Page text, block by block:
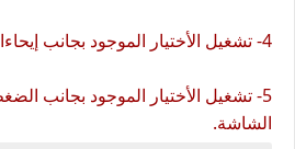
4- تشغيل الأختيار الموجود بجانب إيحاءات الشاشة المغلقة
5- تشغيل الأختيار الموجود بجانب
الشاشة.